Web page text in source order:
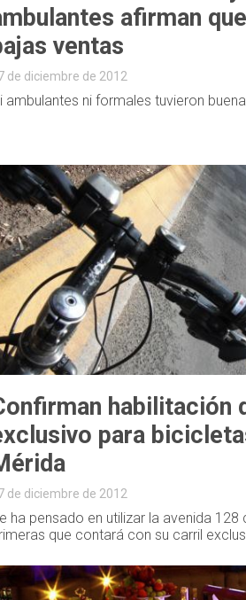
afirman
ventas
de diciembre de 2012
ambulantes ni formales tuvieron
habilitación
para
de diciembre de 2012
ha pensado en utilizar la avenida 128
que contará con su carril